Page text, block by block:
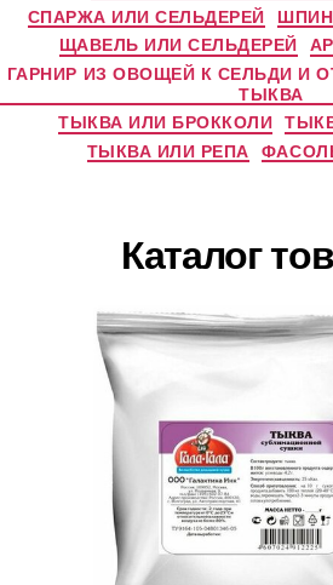
СПАРЖА ИЛИ СЕЛЬДЕРЕЙ
ЩАВЕЛЬ ИЛИ СЕЛЬДЕРЕЙ
ГАРНИР ИЗ ОВОЩЕЙ К СЕЛЬДИ И
ТЫКВА
ТЫКВА ИЛИ БРОККОЛИ
ТЫКВА ИЛИ РЕПА
Каталог